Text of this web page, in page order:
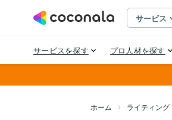
ホーム ライティング